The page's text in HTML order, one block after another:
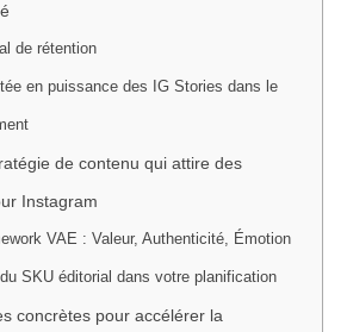
de rétention
en puissance des IG Stories dans le
de contenu qui attire des
Instagram
VAE : Valeur, Authenticité, Émotion
SKU éditorial dans votre planification
concrètes pour accélérer la